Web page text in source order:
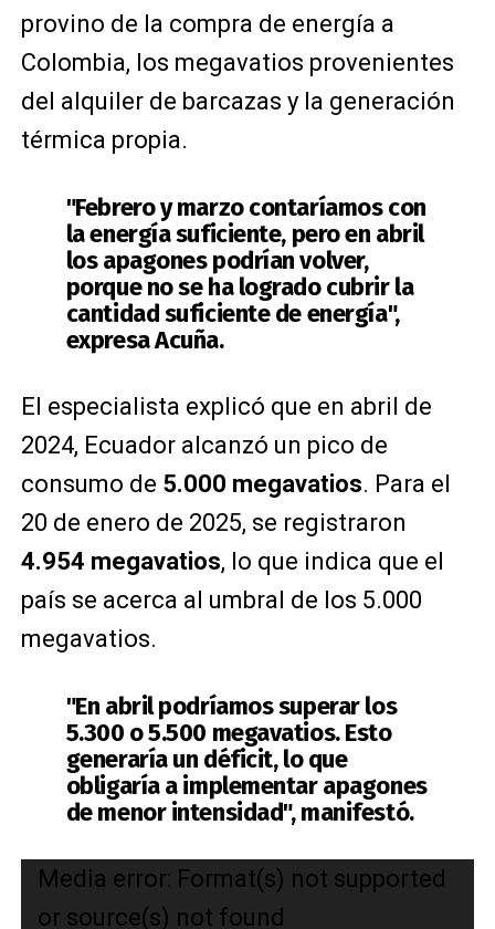
provino de la compra de energía a
Colombia, los megavatios provenientes
del alquiler de barcazas y la generación
térmica propia.
"Febrero y marzo contaríamos con
la energía suficiente, peroen abril
los apagones podrían volver,
porque no se ha logrado cubrir la
cantidad suficiente de energía",
expresa Acuña.
El especialista explicó que en abril de
2024, Ecuador alcanzó un pico de
consumo de 5.000 megavatios. Para el
20 de enero de 2025, se registraron
4.954 megavatios, lo que indica que el
país se acerca al umbral de los 5.000
megavatios.
"En abril podríamos superar los
5.300 o 5.500 megavatios. Esto
generaría un déficit, lo que
obligaría a implementar apagones
de menor intensidad", manifestó.
Reproductor
vídeo
Media error: Format(s) not supported
or source(s) not found